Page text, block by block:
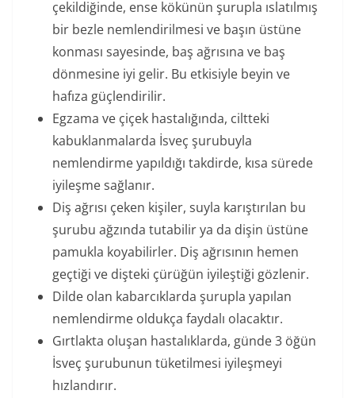
çekildiğinde, ense kökünün şurupla ıslatılmış
bir bezle nemlendirilmesi ve başın üstüne
konması sayesinde, baş ağrısına ve baş
dönmesine iyi gelir. Bu etkisiyle beyin ve
hafıza güçlendirilir.
Egzama ve çiçek hastalığında, ciltteki
kabuklanmalarda İsveç şurubuyla
nemlendirme yapıldığı takdirde, kısa sürede
iyileşme sağlanır.
Diş ağrısı çeken kişiler, suyla karıştırılan bu
şurubu ağzında tutabilir ya da dişin üstüne
pamukla koyabilirler. Diş ağrısının hemen
geçtiği ve dişteki çürüğün iyileştiği gözlenir.
Dilde olan kabarcıklarda şurupla yapılan
nemlendirme oldukça faydalı olacaktır.
Gırtlakta oluşan hastalıklarda, günde 3 öğün
İsveç şurubunun tüketilmesi iyileşmeyi
hızlandırır.